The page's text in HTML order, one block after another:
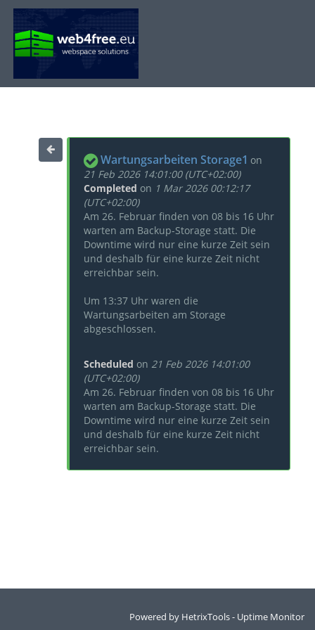
Wartungsarbeiten Storage1 on
21 Feb 2026 14:01:00 (UTC+02:00)
Completed on 1 Mar 2026 00:12:17
(UTC+02:00)
Am 26. Februar finden von 08 bis 16 Uhr
warten am Backup-Storage statt. Die
Downtime wird nur eine kurze Zeit sein
und deshalb für eine kurze Zeit nicht
erreichbar sein.
Um 13:37 Uhr waren die
Wartungsarbeiten am Storage
abgeschlossen.
Scheduled on 21 Feb 2026 14:01:00
(UTC+02:00)
Am 26. Februar finden von 08 bis 16 Uhr
warten am Backup-Storage statt. Die
Downtime wird nur eine kurze Zeit sein
und deshalb für eine kurze Zeit nicht
erreichbar sein.
Powered by HetrixTools - Uptime Monitor